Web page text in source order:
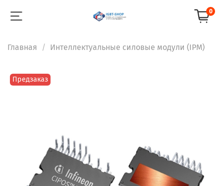
0
Главная Интеллектуальные силовые модули (IPM)
Предзаказ